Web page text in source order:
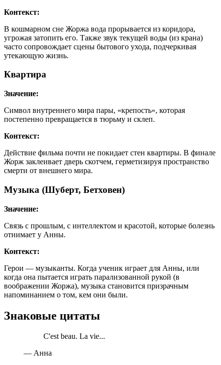
Контекст:
В кошмарном сне Жоржа вода прорывается из коридора,
угрожая затопить его. Также звук текущей воды (из крана)
часто сопровождает сцены бытового ухода, подчеркивая
утекающую жизнь.
Квартира
Значение:
Символ внутреннего мира пары, «крепость», которая
постепенно превращается в тюрьму и склеп.
Контекст:
Действие фильма почти не покидает стен квартиры. В финале
Жорж заклеивает дверь скотчем, герметизируя пространство
смерти от внешнего мира.
Музыка (Шуберт, Бетховен)
Значение:
Связь с прошлым, с интеллектом и красотой, которые болезнь
отнимает у Анны.
Контекст:
Герои — музыканты. Когда ученик играет для Анны, или
когда она пытается играть парализованной рукой (в
воображении Жоржа), музыка становится призрачным
напоминанием о том, кем они были.
Знаковые цитаты
C'est beau. La vie...
— Анна